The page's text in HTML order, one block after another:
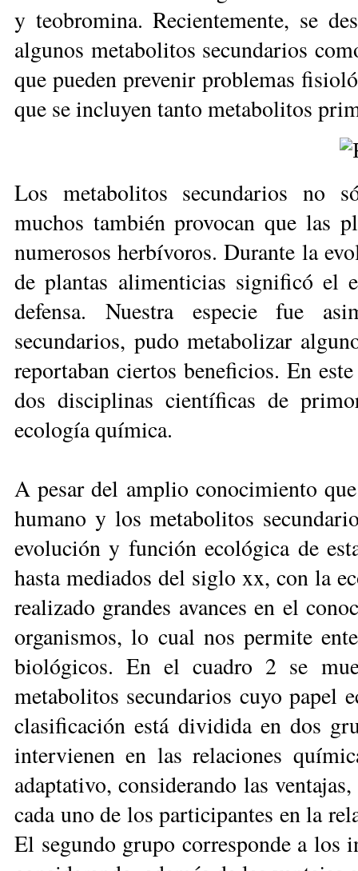
y teobromina. Recientemen­te, se
algunos metabolitos secundarios
que pueden prevenir problemas
que se incluyen tanto metabolitos
Los metabolitos secundarios no
muchos también provocan que las
numerosos herbívoros. Durante la
de plantas alimenticias significó el
defensa. Nuestra especie fue
secundarios, pudo metabolizar
reportaban ciertos beneficios. En
dos disciplinas científicas de
ecología química.
A pesar del amplio conocimiento
humano y los metabolitos
evolución y función ecológica de
hasta mediados del siglo xx, con la
realizado grandes avances en el
organismos, lo cual nos permite
biológicos. En el cuadro 2 se
metabolitos secundarios cuyo papel
clasificación está dividida en dos
intervienen en las relaciones
adaptativo, considerando las
cada uno de los participantes en la
El segundo grupo corresponde a los